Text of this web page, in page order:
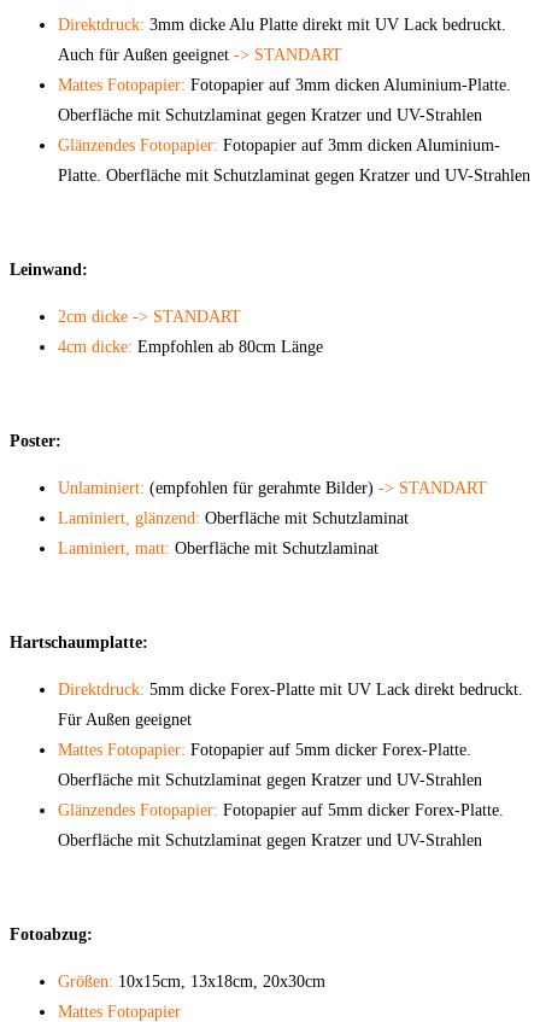
Direktdruck: 3mm dicke Alu Platte direkt mit UV Lack bedruckt.
Auch für Außen geeignet -> STANDART
Mattes Fotopapier: Fotopapier auf 3mm dicken Aluminium-Platte.
Oberfläche mit Schutzlaminat gegen Kratzer und UV-Strahlen
Glänzendes Fotopapier: Fotopapier auf 3mm dicken Aluminium-
Platte. Oberfläche mit Schutzlaminat gegen Kratzer und UV-Strahlen
Leinwand:
2cm dicke -> STANDART
4cm dicke: Empfohlen ab 80cm Länge
Poster:
Unlaminiert: (empfohlen für gerahmte Bilder) -> STANDART
Laminiert, glänzend: Oberfläche mit Schutzlaminat
Laminiert, matt: Oberfläche mit Schutzlaminat
Hartschaumplatte:
Direktdruck: 5mm dicke Forex-Platte mit UV Lack direkt bedruckt.
Für Außen geeignet
Mattes Fotopapier: Fotopapier auf 5mm dicker Forex-Platte.
Oberfläche mit Schutzlaminat gegen Kratzer und UV-Strahlen
Glänzendes Fotopapier: Fotopapier auf 5mm dicker Forex-Platte.
Oberfläche mit Schutzlaminat gegen Kratzer und UV-Strahlen
Fotoabzug:
Größen: 10x15cm, 13x18cm, 20x30cm
Mattes Fotopapier